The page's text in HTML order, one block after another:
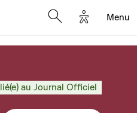
Options
Menu
au Journal Officiel